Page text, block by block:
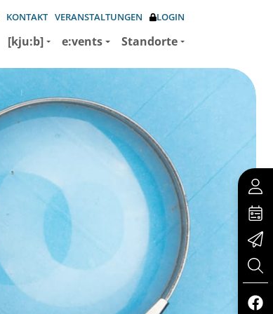
KONTAKT VERANSTALTUNGEN LOGIN
[kju:b] e:vents Standorte